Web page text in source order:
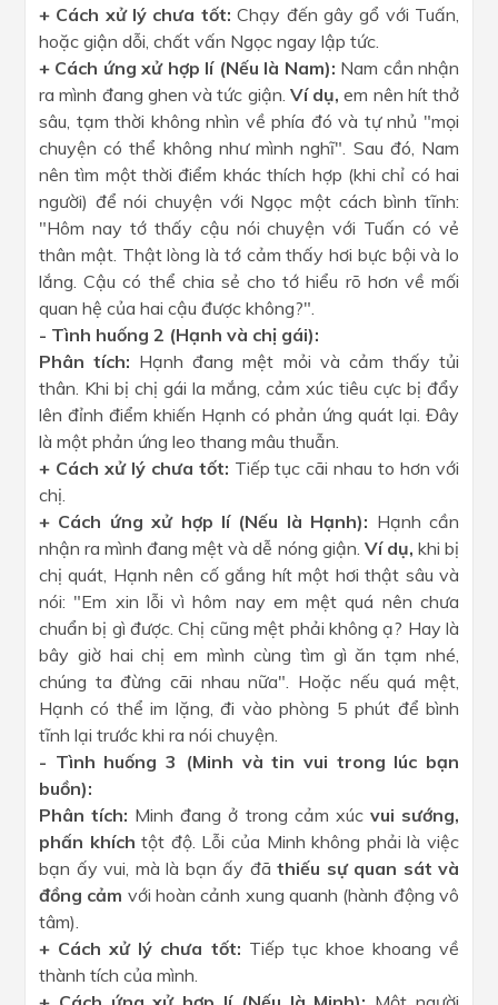
+ Cách xử lý chưa tốt: Chạy đến gây gổ với Tuấn,
hoặc giận dỗi, chất vấn Ngọc ngay lập tức.
+ Cách ứng xử hợp lí (Nếu là Nam): Nam cần nhận
ra mình đang ghen và tức giận. Ví dụ, em nên hít thở
sâu, tạm thời không nhìn về phía đó và tự nhủ "mọi
chuyện có thể không như mình nghĩ". Sau đó, Nam
nên tìm một thời điểm khác thích hợp (khi chỉ có hai
người) để nói chuyện với Ngọc một cách bình tĩnh:
"Hôm nay tớ thấy cậu nói chuyện với Tuấn có vẻ
thân mật. Thật lòng là tớ cảm thấy hơi bực bội và lo
lắng. Cậu có thể chia sẻ cho tớ hiểu rõ hơn về mối
quan hệ của hai cậu được không?".
- Tình huống 2 (Hạnh và chị gái):
Phân tích: Hạnh đang mệt mỏi và cảm thấy tủi
thân. Khi bị chị gái la mắng, cảm xúc tiêu cực bị đẩy
lên đỉnh điểm khiến Hạnh có phản ứng quát lại. Đây
là một phản ứng leo thang mâu thuẫn.
+ Cách xử lý chưa tốt: Tiếp tục cãi nhau to hơn với
chị.
+ Cách ứng xử hợp lí (Nếu là Hạnh): Hạnh cần
nhận ra mình đang mệt và dễ nóng giận. Ví dụ, khi bị
chị quát, Hạnh nên cố gắng hít một hơi thật sâu và
nói: "Em xin lỗi vì hôm nay em mệt quá nên chưa
chuẩn bị gì được. Chị cũng mệt phải không ạ? Hay là
bây giờ hai chị em mình cùng tìm gì ăn tạm nhé,
chúng ta đừng cãi nhau nữa". Hoặc nếu quá mệt,
Hạnh có thể im lặng, đi vào phòng 5 phút để bình
tĩnh lại trước khi ra nói chuyện.
- Tình huống 3 (Minh và tin vui trong lúc bạn
buồn):
Phân tích: Minh đang ở trong cảm xúc vui sướng,
phấn khích tột độ. Lỗi của Minh không phải là việc
bạn ấy vui, mà là bạn ấy đã thiếu sự quan sát và
đồng cảm với hoàn cảnh xung quanh (hành động vô
tâm).
+ Cách xử lý chưa tốt: Tiếp tục khoe khoang về
thành tích của mình.